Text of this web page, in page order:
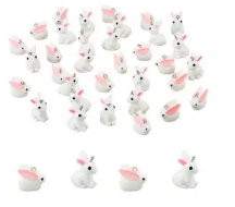
producto
tiene
Las
opciones